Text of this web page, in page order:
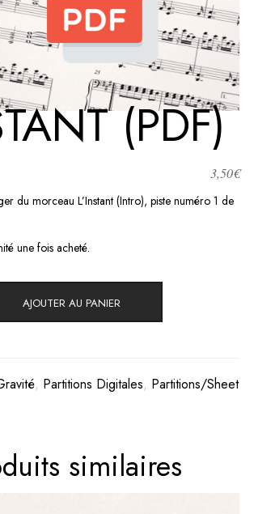
(PDF)
3,50€
du morceau L’Instant (Intro), piste numéro 1 de
une fois acheté.
AJOUTER AU PANIER
, Partitions Digitales, Partitions/Sheet
similaires